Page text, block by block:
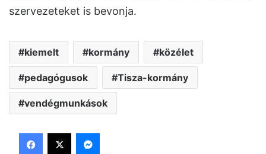
szervezeteket is bevonja.
kiemelt kormány közélet
pedagógusok Tisza-kormány
vendégmunkások
Facebook
X Messenger